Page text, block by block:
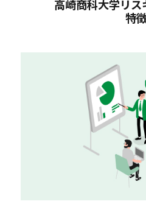
高崎商科大学リ
特